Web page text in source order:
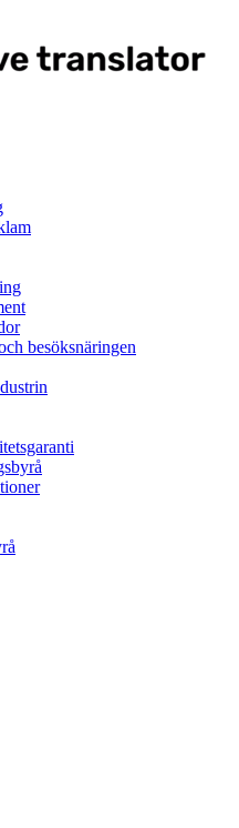
besöksnäringen